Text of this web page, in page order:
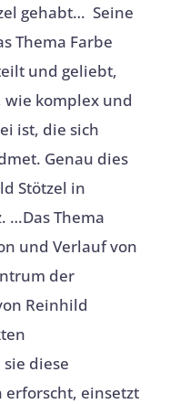
gehabt… Seine
Thema Farbe
und geliebt,
wie komplex und
ist, die sich
Genau dies
Stötzel in
…Das Thema
und Verlauf von
der
Reinhild
diese
erforscht, einsetzt